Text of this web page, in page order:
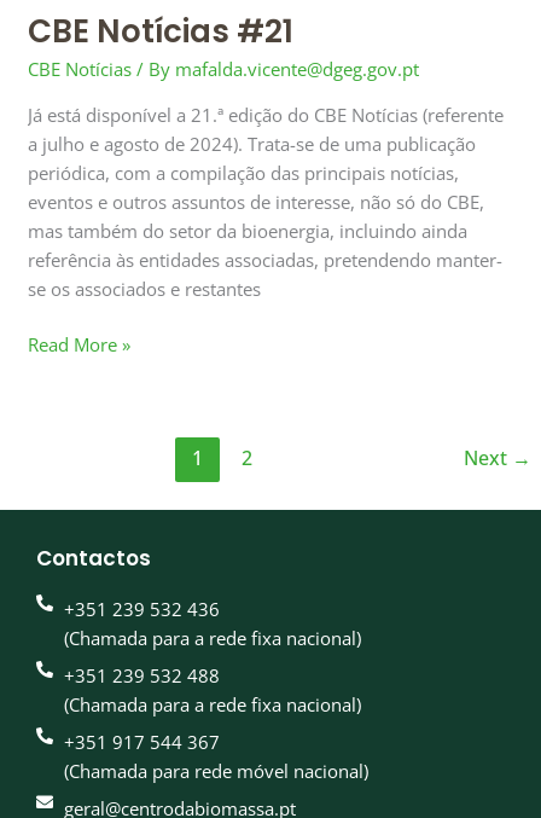
CBE Notícias #21
CBE Notícias / By mafalda.vicente@dgeg.gov.pt
Já está disponível a 21.ª edição do CBE Notícias (referente
a julho e agosto de 2024). Trata-se de uma publicação
periódica, com a compilação das principais notícias,
eventos e outros assuntos de interesse, não só do CBE,
mas também do setor da bioenergia, incluindo ainda
referência às entidades associadas, pretendendo manter-
se os associados e restantes
Read More »
1 2 Next →
Contactos
+351 239 532 436
(Chamada para a rede fixa nacional)
+351 239 532 488
(Chamada para a rede fixa nacional)
+351 917 544 367
(Chamada para rede móvel nacional)
geral@centrodabiomassa.pt